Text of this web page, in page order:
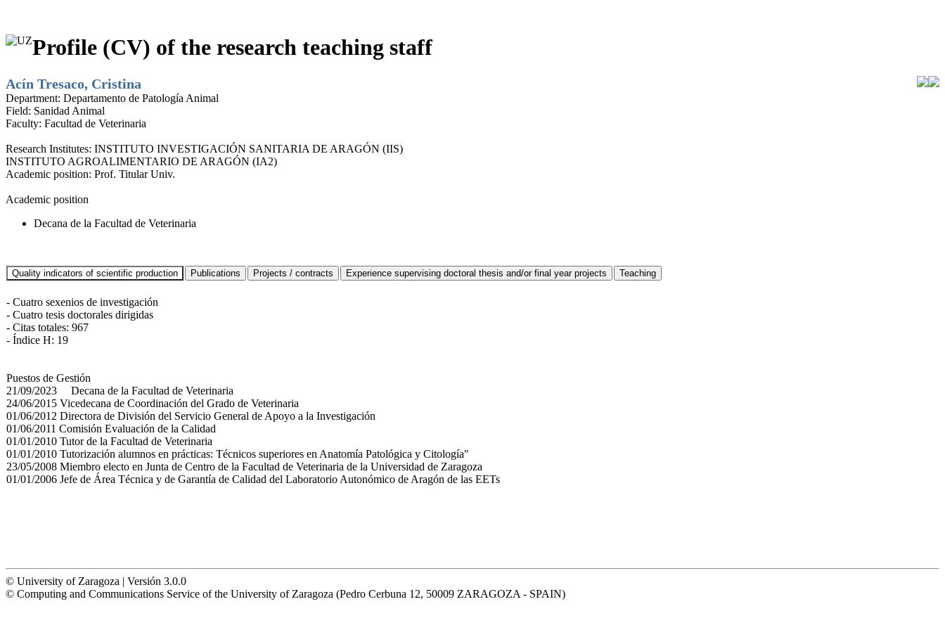
Profile (CV) of the research teaching staff
Acín Tresaco, Cristina
Department: Departamento de Patología Animal
Field: Sanidad Animal
Faculty: Facultad de Veterinaria
Research Institutes: INSTITUTO INVESTIGACIÓN SANITARIA DE ARAGÓN (IIS)
INSTITUTO AGROALIMENTARIO DE ARAGÓN (IA2)
Academic position: Prof. Titular Univ.
Academic position
Decana de la Facultad de Veterinaria
- Cuatro sexenios de investigación
- Cuatro tesis doctorales dirigidas
- Citas totales: 967
- Índice H: 19
Puestos de Gestión
21/09/2023 Decana de la Facultad de Veterinaria
24/06/2015 Vicedecana de Coordinación del Grado de Veterinaria
01/06/2012 Directora de División del Servicio General de Apoyo a la Investigación
01/06/2011 Comisión Evaluación de la Calidad
01/01/2010 Tutor de la Facultad de Veterinaria
01/01/2010 Tutorización alumnos en prácticas: Técnicos superiores en Anatomía Patológica y Citología"
23/05/2008 Miembro electo en Junta de Centro de la Facultad de Veterinaria de la Universidad de Zaragoza
01/01/2006 Jefe de Área Técnica y de Garantía de Calidad del Laboratorio Autonómico de Aragón de las EETs
© University of Zaragoza | Versión 3.0.0
© Computing and Communications Service of the University of Zaragoza (Pedro Cerbuna 12, 50009 ZARAGOZA - SPAIN)